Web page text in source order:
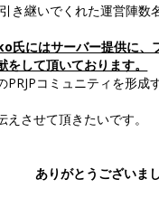
き継いでくれた運営陣
氏にはサーバー提供に、
して頂いております。
コミュニティを形
させて頂きたいです。
ありがとうございま